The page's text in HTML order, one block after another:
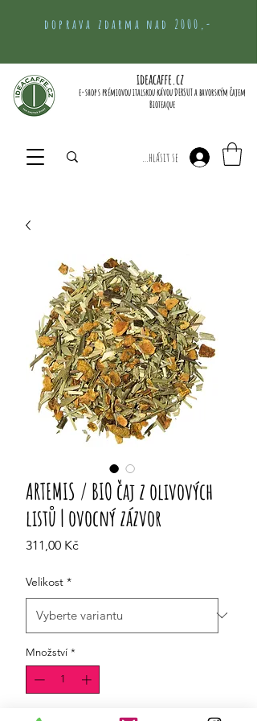
doprava zdarma nad 2000,-
e-shop s prémiovou italskou kávou DERSUT a bavorským čajem
Bioteaque
Přihlásit se
ideacaffe.cz
ARTEMIS / BIO čaj z olivových
listů | ovocný zázvor
311,00 KčCena
Velikost *
Množství *